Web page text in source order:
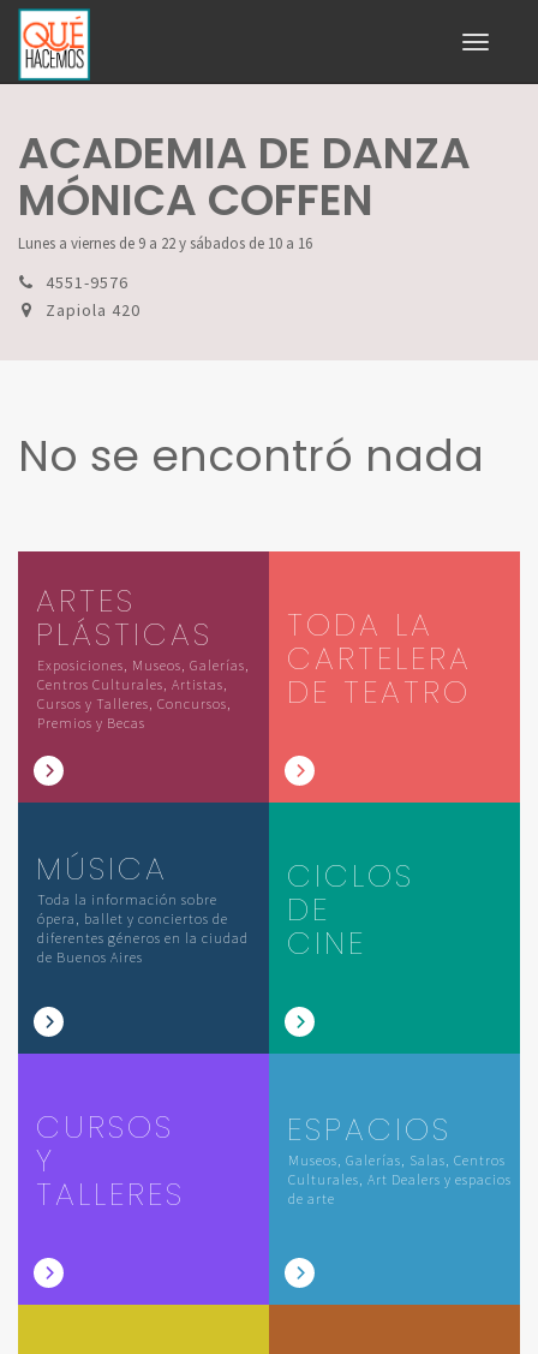
Toggle
ACADEMIA DE DANZA
MÓNICA COFFEN
Lunes a viernes de 9 a 22 y sábados de 10 a 16
4551-9576
Zapiola 420
No se encontró nada
ARTES
PLÁSTICAS
Exposiciones, Museos, Galerías,
Centros Culturales, Artistas,
Cursos y Talleres, Concursos,
Premios y Becas
TODA LA
CARTELERA
DE TEATRO
MÚSICA
Toda la información sobre
ópera, ballet y conciertos de
diferentes géneros en la ciudad
de Buenos Aires
CICLOS
DE
CINE
CURSOS
Y
TALLERES
ESPACIOS
Museos, Galerías, Salas, Centros
Culturales, Art Dealers y espacios
de arte